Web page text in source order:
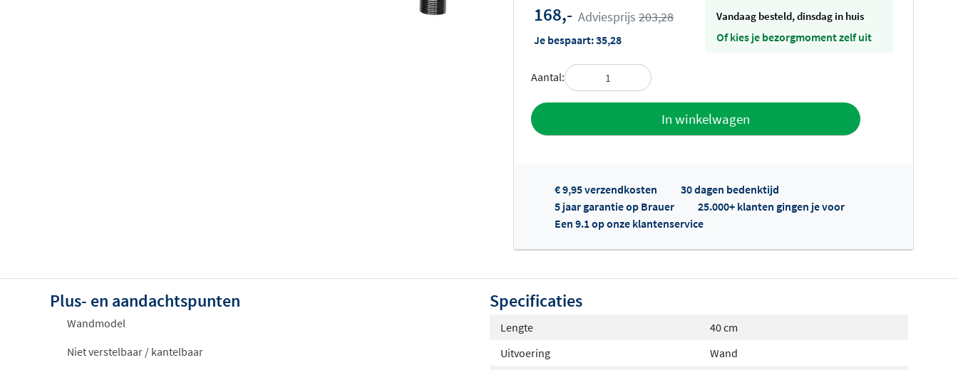
168,- Adviesprijs 203,28
Je bespaart:35,28
vandaag besteld, dinsdag in huis
Of kies je bezorgmoment zelf uit
Aantal:
In winkelwagen
Toevoegen aan offerte
Offertes ophalen...
€ 9,95 verzendkosten
30 dagen bedenktijd
5 jaar garantie op Brauer
25.000+ klanten gingen je voor
Een 9.1 op onze klantenservice
Plus- en aandachtspunten
Wandmodel
Niet verstelbaar / kantelbaar
Specificaties
Lengte
40 cm
Uitvoering
Wand